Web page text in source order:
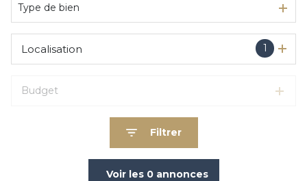
Type de bien
1
Localisation
Budget
Filtrer
Voir les 0annonces